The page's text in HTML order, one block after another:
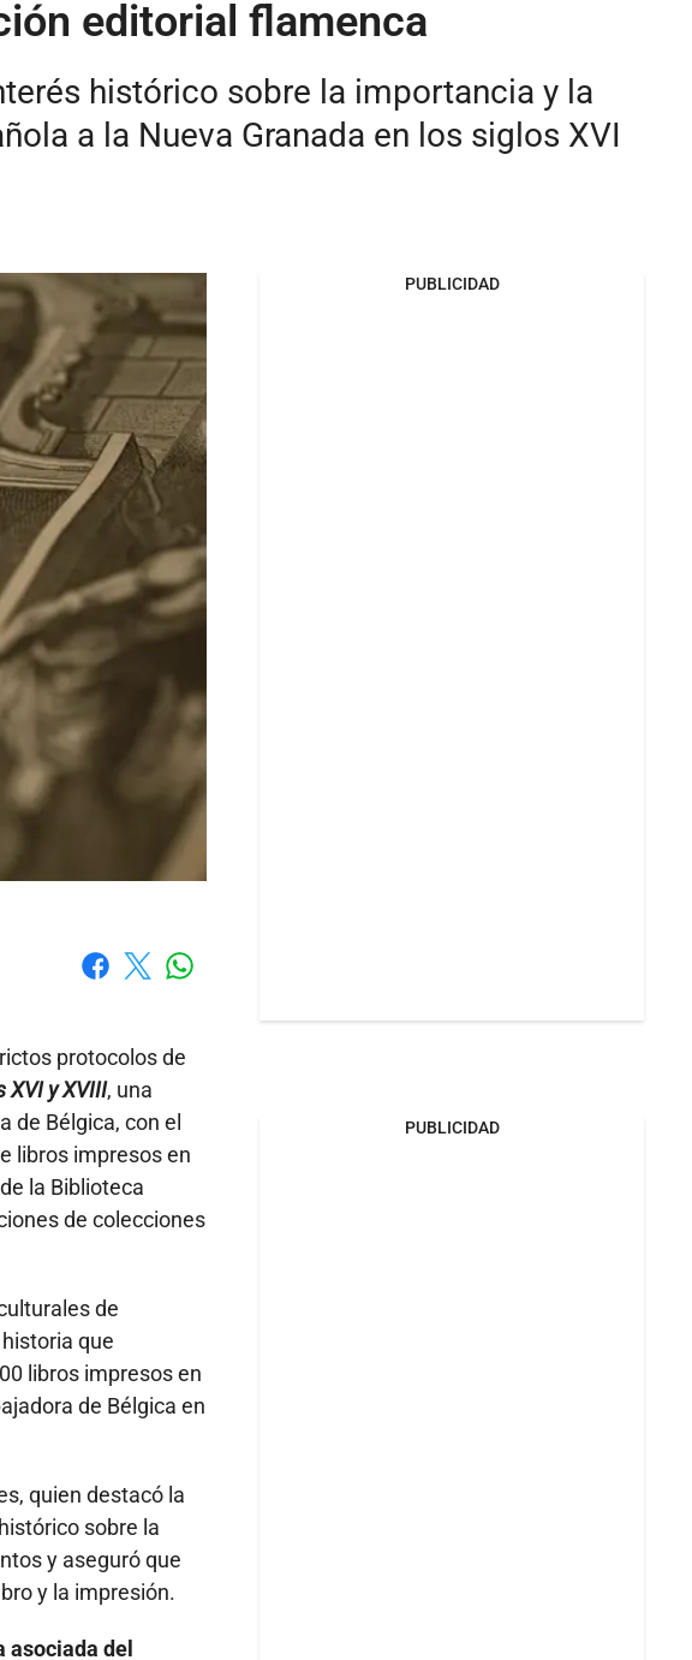
editorial flamenca
histórico sobre la importancia y la
a la Nueva Granada en los siglos XVI
protocolos de
XVI y XVIII, una
de Bélgica, con el
libros impresos en
la Biblioteca
de colecciones
de
que
libros impresos en
de Bélgica en
quien destacó la
sobre la
y aseguró que
y la impresión.
del
PUBLICIDAD
PUBLICIDAD